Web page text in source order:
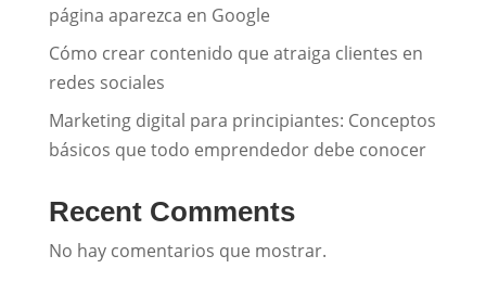
página aparezca en Google
Cómo crear contenido que atraiga clientes en
redes sociales
Marketing digital para principiantes: Conceptos
básicos que todo emprendedor debe conocer
Recent Comments
No hay comentarios que mostrar.